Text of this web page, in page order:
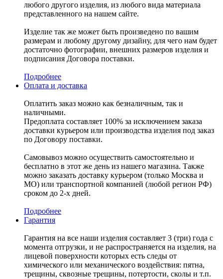
любого другого изделия, из любого вида материала
представленного на нашем сайте.
Изделие так же может быть произведено по вашим
размерам и любому другому дизайну, для чего нам будет
достаточно фотографии, внешних размеров изделия и
подписания Договора поставки.
Подробнее
Оплата и доставка
Оплатить заказ можно как безналичным, так и
наличными.
Предоплата составляет 100% за исключением заказа
доставки курьером или производства изделия под заказ
по Договору поставки.
Самовывоз можно осуществить самостоятельно и
бесплатно в этот же день из нашего магазина. Также
можно заказать доставку курьером (только Москва и
МО) или транспортной компанией (любой регион РФ)
сроком до 2-х дней.
Подробнее
Гарантия
Гарантия на все наши изделия составляет 3 (три) года с
момента отгрузки, и не распространяется на изделия, на
лицевой поверхности которых есть следы от
химического или механического воздействия: пятна,
трещины, сквозные трещины, потертости, сколы и т.п.